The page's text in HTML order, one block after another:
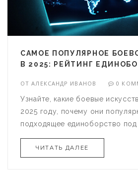
САМОЕ ПОПУЛЯРНОЕ
В 2025: РЕЙТИНГ
ОТАЛЕКСАНДР ИВАНОВ 0
Узнайте, какие боевые
2025 году, почему они
подходящее единоборство под
ЧИТАТЬ ДАЛЕЕ